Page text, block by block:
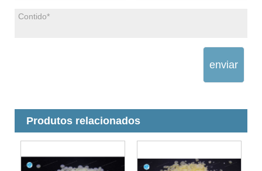
enviar
Produtos relacionados